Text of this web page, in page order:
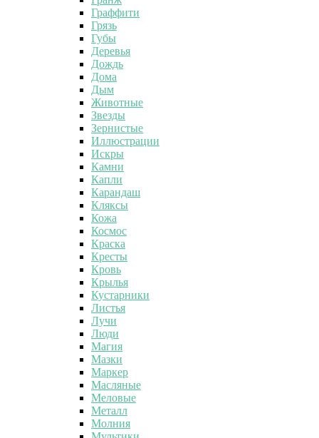
Граффити
Грязь
Губы
Деревья
Дождь
Дома
Дым
Животные
Звезды
Зернистые
Иллюстрации
Искры
Камни
Капли
Карандаш
Кляксы
Кожа
Космос
Краска
Кресты
Кровь
Крылья
Кустарники
Листья
Лучи
Люди
Магия
Мазки
Маркер
Масляные
Меловые
Металл
Молния